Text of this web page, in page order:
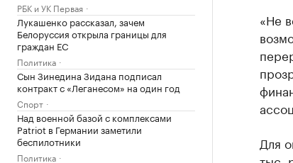
РБК и УК Первая
Лукашенко рассказал, зачем
Белоруссия открыла границы для
граждан ЕС
Политика
Сын Зинедина Зидана подписал
контракт с «Леганесом» на один год
Спорт
Над военной базой с комплексами
Patriot в Германии заметили
беспилотники
Политика
«Не
Для